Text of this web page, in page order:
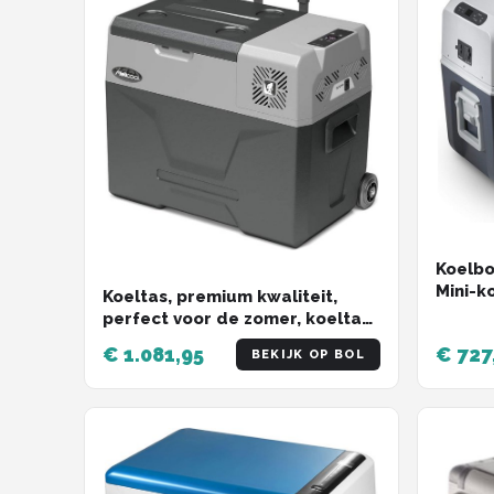
Koeltas, premium kwaliteit,
perfect voor de zomer, koeltas,
€ 1.081,95 BEKIJK OP BOL
Mini-
€